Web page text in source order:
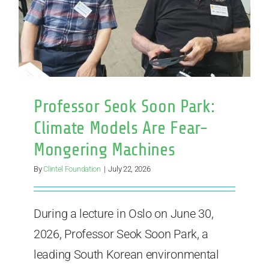
machines
semer
la
peur
Professor Seok Soon Park:
Climate Models Are Fear-
Mongering Machines
ByClintel Foundation | July 22, 2026
During a lecture in Oslo on June 30,
2026, Professor Seok Soon Park, a
leading South Korean environmental